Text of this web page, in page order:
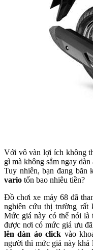
Với vô vàn lợi ích không
gì mà không sắm ngay
Tuy nhiên, bạn đang băn
vario tốn bao nhiêu tiền?
Đồ chơi xe máy 68 đã
nghiên cứu thị trường rất
Mức giá này có thể nói là
được nơi có mức giá ưu
lên dàn áo click vào
người thì mức giá này khá